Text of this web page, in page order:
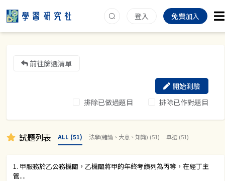
登入 免費加入
前往篩選清單
排除已做過題目 排除已作對題目
開始測驗
試題列表 ALL (51) 法學(緒論、大意、知識) (51) 單選 (51)
1. 甲服務於乙公務機關，乙機關將甲的年終考績列為丙等，在經丁主
管....